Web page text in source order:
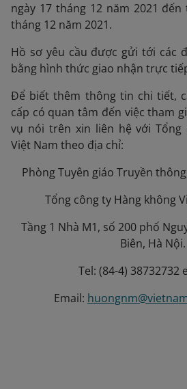
ngày 17 tháng 12 năm 2021
tháng 12 năm 2021.
Hồ sơ yêu cầu được gửi tới các
bằng hình thức giao nhận trực
Để biết thêm thông tin chi tiết,
cấp có quan tâm đến việc tham
vụ nói trên xin liên hệ với Tổng
Việt Nam theo địa chỉ:
Phòng Tuyên giáo Truyền
Tổng công ty Hàng không
Tầng 1 Nhà M1, số 200 phố
Biên, Hà Nội.
Tel: (84-4) 38732732
Email: